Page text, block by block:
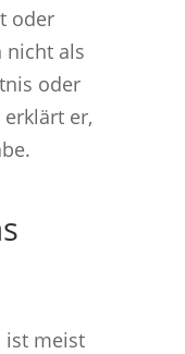
oder
nicht als
oder
er,
ist meist